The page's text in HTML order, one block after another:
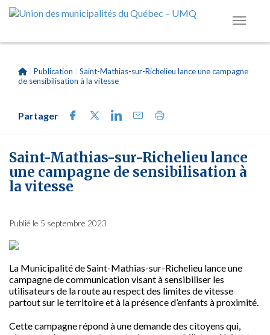
Publication
Saint-Mathias-sur-Richelieu lance une campagne
de sensibilisation à la vitesse
Partager
Saint-Mathias-sur-Richelieu lance
une campagne de sensibilisation à
la vitesse
Publié le 5 septembre 2023
La Municipalité de Saint-Mathias-sur-Richelieu lance une
campagne de communication visant à sensibiliser les
utilisateurs de la route au respect des limites de vitesse
partout sur le territoire et à la présence d’enfants à proximité.
Cette campagne répond à une demande des citoyens qui,